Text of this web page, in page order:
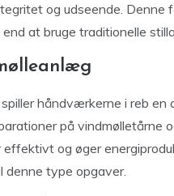
og udseende. Denne
at bruge traditionelle
håndværkerne i reb en
på vindmølletårne
og øger
denne type opgaver.